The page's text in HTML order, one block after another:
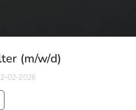
(m/w/d)
02-2026